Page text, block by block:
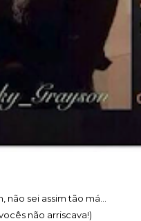
sei assim tão má...
não arriscava!)